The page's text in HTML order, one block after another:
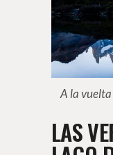
A la
LAS